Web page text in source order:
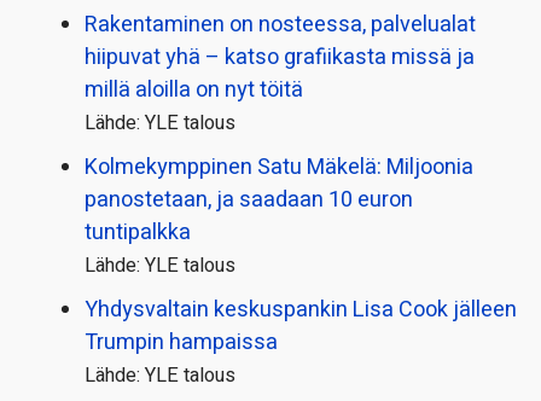
Rakentaminen on nosteessa, palvelualat
hiipuvat yhä – katso grafiikasta missä ja
millä aloilla on nyt töitä
Lähde: YLE talous
Kolmekymppinen Satu Mäkelä: Miljoonia
panostetaan, ja saadaan 10 euron
tuntipalkka
Lähde: YLE talous
Yhdysvaltain keskuspankin Lisa Cook jälleen
Trumpin hampaissa
Lähde: YLE talous